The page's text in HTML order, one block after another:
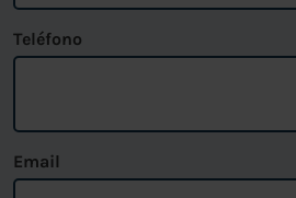
Teléfono
Email